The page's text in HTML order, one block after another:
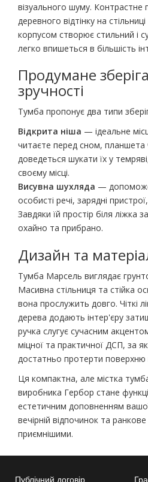
візуального шуму. Контрастне
деревного відтінку на
корпусом створює стильний і
легко впишеться в більшість
Продумане
зручності
Тумба пропонує два типи
Відкрита ніша — ідеальне
читаєте перед сном,
доведеться шукати їх у
своєму місці.
Висувна шухляда —
особисті речі, зарядні
Завдяки їй простір біля ліжка
охайно та прибрано.
Дизайн та
Тумба Марсель виглядає
Масивна стільниця та стійка
вона прослужить довго. Чіткі
дерева додають інтер'єру
ручка слугує сучасним
міцної та практичної ДСП, за
достатньо протерти
Ця компактна, але містка
виробника Гербор стане
естетичним доповненням
вечірній відпочинок та
приємнішими.
Публічний договір